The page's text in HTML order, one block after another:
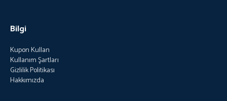
Bilgi
Kupon Kullan
Kullanım Şartları
Gizlilik Politikası
Hakkımızda